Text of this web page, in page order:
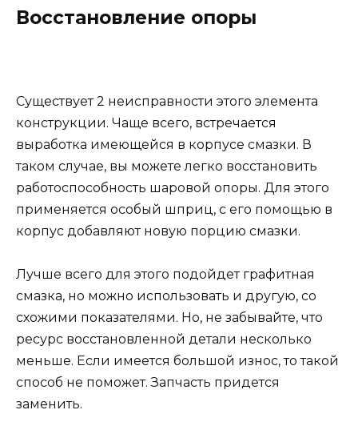
Восстановление опоры
Существует 2 неисправности этого элемента
конструкции. Чаще всего, встречается
выработка имеющейся в корпусе смазки. В
таком случае, вы можете легко восстановить
работоспособность шаровой опоры. Для этого
применяется особый шприц, с его помощью в
корпус добавляют новую порцию смазки.
Лучше всего для этого подойдет графитная
смазка, но можно использовать и другую, со
схожими показателями. Но, не забывайте, что
ресурс восстановленной детали несколько
меньше. Если имеется большой износ, то такой
способ не поможет. Запчасть придется
заменить.